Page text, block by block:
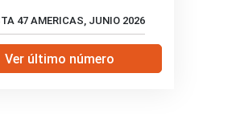
47 AMERICAS, JUNIO 2026
Ver último número